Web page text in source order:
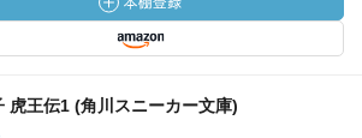
虎王伝1 (角川スニーカー文庫)